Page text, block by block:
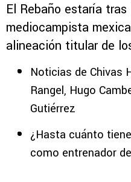
El Rebaño estaría
mediocampista
alineación titular de
Noticias de Chivas
Rangel, Hugo
Gutiérrez
¿Hasta cuánto
como entrenador